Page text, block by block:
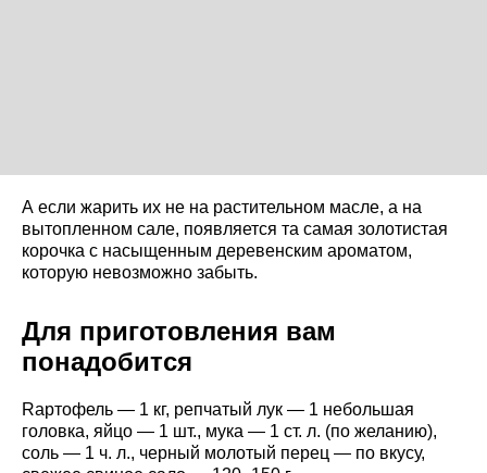
А если жарить их не на растительном масле, а на
вытопленном сале, появляется та самая золотистая
корочка с насыщенным деревенским ароматом,
которую невозможно забыть.
Для приготовления вам
понадобится
Rартофель — 1 кг, репчатый лук — 1 небольшая
головка, яйцо — 1 шт., мука — 1 ст. л. (по желанию),
соль — 1 ч. л., черный молотый перец — по вкусу,